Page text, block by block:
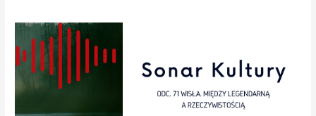
Wisła.
Między
legendą
a
rzeczywistością.
Sonar